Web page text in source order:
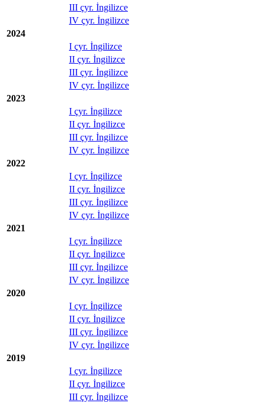
III çyr. İngilizce
IV çyr. İngilizce
2024
I çyr. İngilizce
II çyr. İngilizce
III çyr. İngilizce
IV çyr. İngilizce
2023
I çyr. İngilizce
II çyr. İngilizce
III çyr. İngilizce
IV çyr. İngilizce
2022
I çyr. İngilizce
II çyr. İngilizce
III çyr. İngilizce
IV çyr. İngilizce
2021
I çyr. İngilizce
II çyr. İngilizce
III çyr. İngilizce
IV çyr. İngilizce
2020
I çyr. İngilizce
II çyr. İngilizce
III çyr. İngilizce
IV çyr. İngilizce
2019
I çyr. İngilizce
II çyr. İngilizce
III çyr. İngilizce